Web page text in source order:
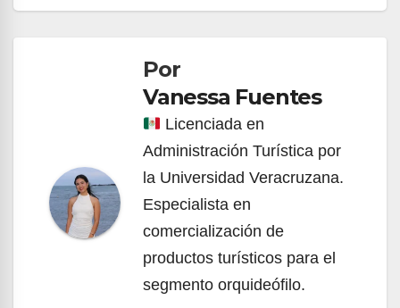
entradasPor
Vanessa Fuentes
Licenciada en
Administración Turística por
la Universidad Veracruzana.
Especialista en
comercialización de
productos turísticos para el
segmento orquideófilo.